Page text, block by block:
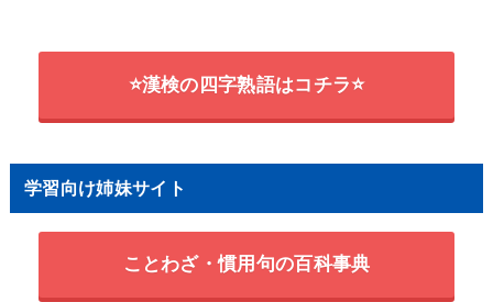
⭐漢検の四字熟語はコチラ⭐
学習向け姉妹サイト
ことわざ・慣用句の百科事典